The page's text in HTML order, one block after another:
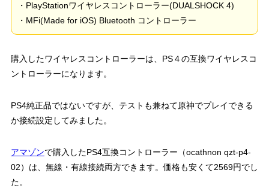
・PlayStationワイヤレスコントローラー(DUALSHOCK 4)
・MFi(Made for iOS) Bluetooth コントローラー
購入したワイヤレスコントローラーは、PS４の互換ワイヤレスコ
ントローラーになります。
PS4純正品ではないですが、テストも兼ねて原神でプレイできる
か接続設定してみました。
アマゾンで購入したPS4互換コントローラー（ocathnon qzt-p4-
02）は、無線・有線接続両方できます。価格も安くて2569円でし
た。